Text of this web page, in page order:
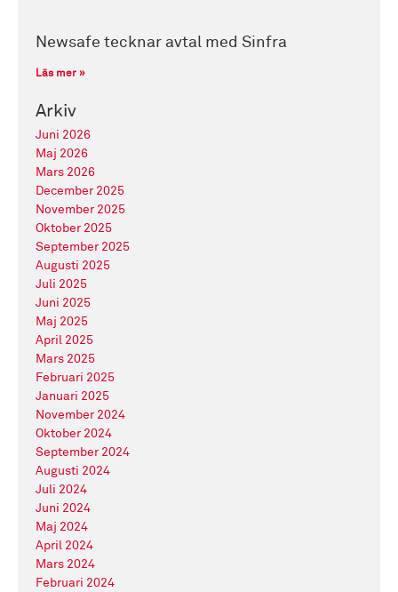
Newsafe tecknar avtal med Sinfra
Läs mer »
Arkiv
Juni 2026
Maj 2026
Mars 2026
December 2025
November 2025
Oktober 2025
September 2025
Augusti 2025
Juli 2025
Juni 2025
Maj 2025
April 2025
Mars 2025
Februari 2025
Januari 2025
November 2024
Oktober 2024
September 2024
Augusti 2024
Juli 2024
Juni 2024
Maj 2024
April 2024
Mars 2024
Februari 2024